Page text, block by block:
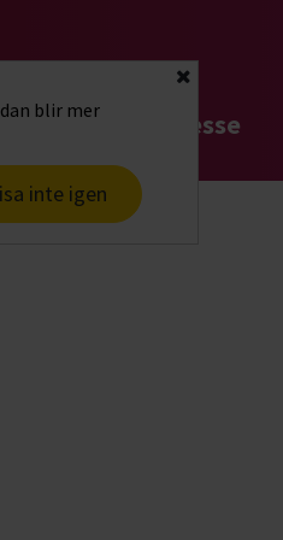
blir mer
inte igen
Stäng
startsidaHitta intresse